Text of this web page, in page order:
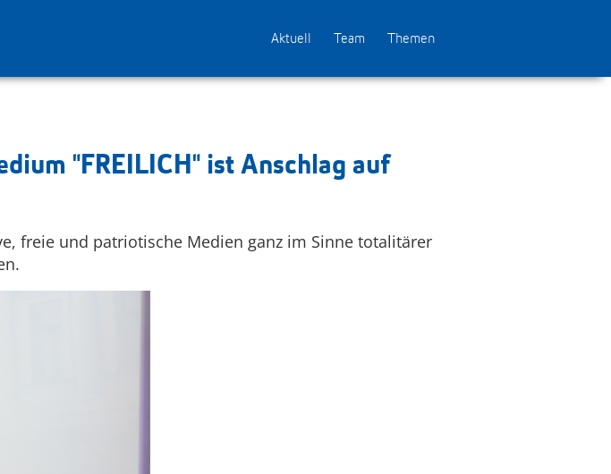
Aktuell Team Themen
"FREILICH" ist Anschlag auf
freie und patriotische Medien ganz im Sinne totalitärer